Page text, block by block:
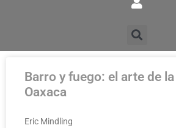
Barro y fuego: el arte de
Oaxaca
Eric Mindling